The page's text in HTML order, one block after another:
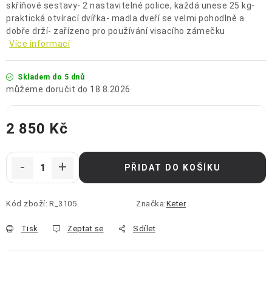
skříňové sestavy- 2 nastavitelné police, každá unese 25 kg-
praktická otvírací dvířka- madla dveří se velmi pohodlně a
dobře drží- zařízeno pro používání visacího zámečku
Více informací
Skladem do 5 dnů
18.8.2026
2 850 Kč
PŘIDAT DO KOŠÍKU
Kód zboží: R_3105 Značka:Keter
Tisk Zeptat se Sdílet